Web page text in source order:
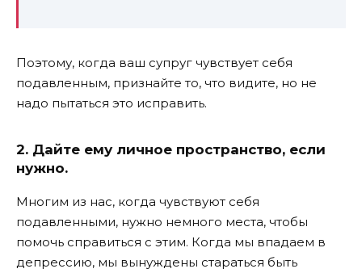
Поэтому, когда ваш супруг чувствует себя
подавленным, признайте то, что видите, но не
надо пытаться это исправить.
2. Дайте ему личное пространство, если
нужно.
Многим из нас, когда чувствуют себя
подавленными, нужно немного места, чтобы
помочь справиться с этим. Когда мы впадаем в
депрессию, мы вынуждены стараться быть